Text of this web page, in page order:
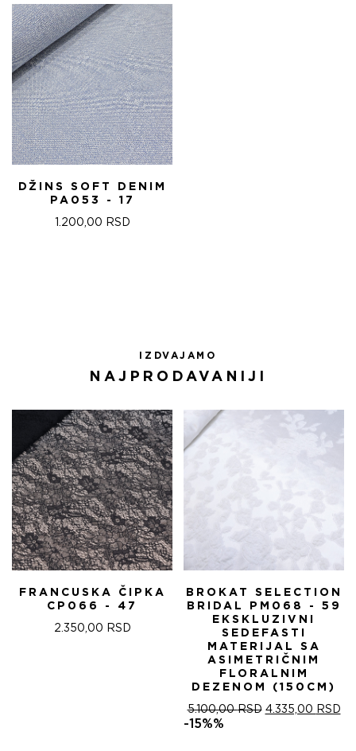
1.440,00 RSD.
DŽINS SOFT DENIM
PA053 - 17
1.200,00 RSD
IZDVAJAMO
NAJPRODAVANIJI
FRANCUSKA ČIPKA
CP066 - 47
2.350,00 RSD
BROKAT SELECTION
BRIDAL PM068 - 59
EKSKLUZIVNI
SEDEFASTI
MATERIJAL SA
ASIMETRIČNIM
FLORALNIM
DEZENOM (150CM)
5.100,00RSD ОРИГИНАЛНА
4.335,00 RSD
-15%%